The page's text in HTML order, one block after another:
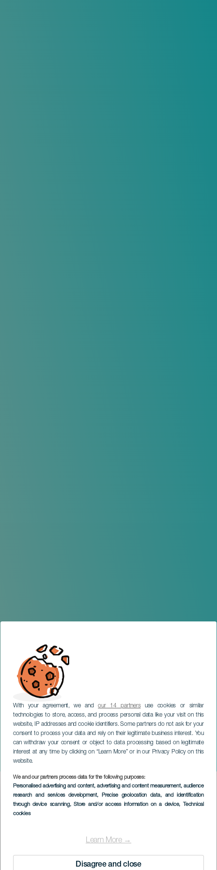
With your agreement, we andour 14 partnersuse cookies or similar
technologies to store, access, and process personal data like your visit on this
website, IP addresses and cookie identifiers. Some partners do not ask for your
consent to process your data and rely on their legitimate business interest. You
can withdraw your consent or object to data processing based on legitimate
interest at any time by clicking on “Learn More” or in our Privacy Policy on this
website.
We and our partners process data for the following purposes:
Personalised advertising and content, advertising and content measurement, audience
research and services development, Precise geolocation data, and identification
through device scanning, Store and/or access information on a device, Technical
cookies
Learn More →
Disagree and close
Fest der Jungfrau von
Candelaria
TENERIFE
Imagen
Listado